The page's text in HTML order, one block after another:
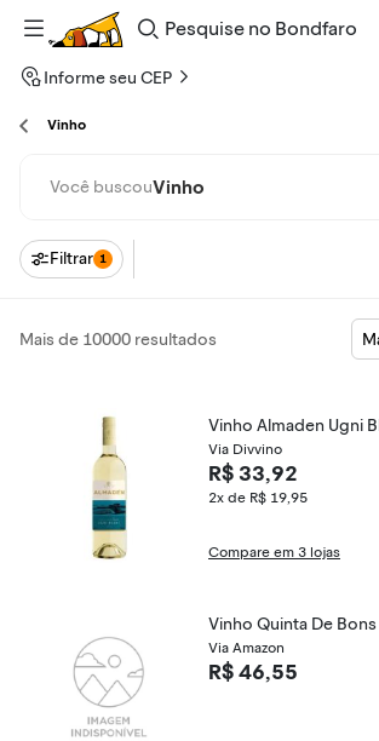
Pesquise
Bondfaro
Informe seu CEP
Vinho
Você buscouVinho
Filtrar 1
Mais de 10000 resultados
Vinho Almaden Ugni
Via Divvino
R$ 33,92
2x de R$ 19,95
Compare em 3 lojas
Vinho Quinta De
Via Amazon
R$ 46,55